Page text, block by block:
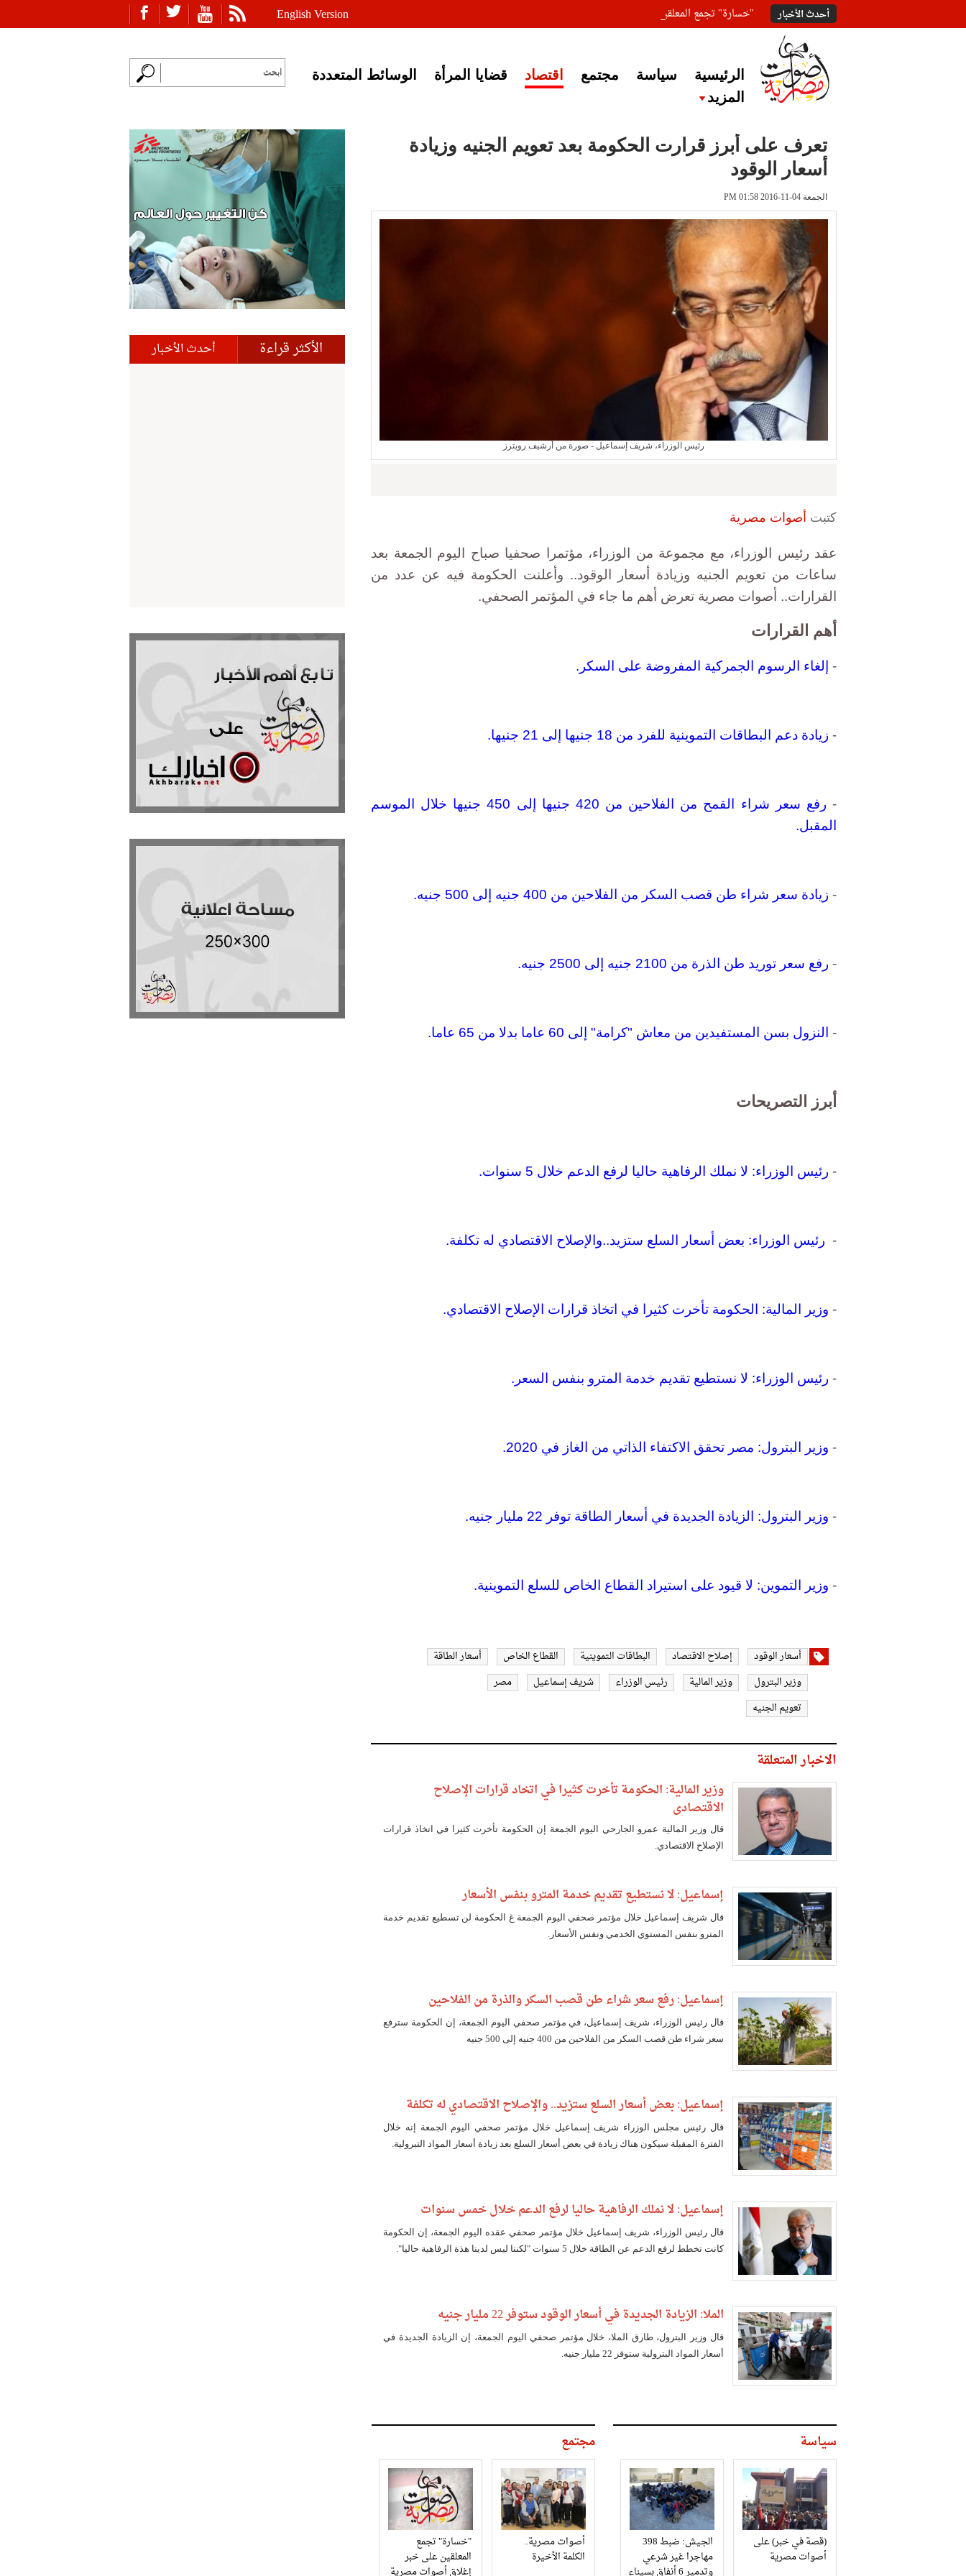
English Version أحدث الأخبار "خسارة" تجمع المعلقين على خبر إغلاق أصوات مصرية
الرئيسية سياسة مجتمع اقتصاد قضايا المرأة
الوسائط المتعددة
المزيد
تعرف على أبرز قرارت الحكومة بعد تعويم الجنيه وزيادة
أسعار الوقود
الجمعة 04-11-2016 PM 01:58
رئيس الوزراء، شريف إسماعيل - صورة من أرشيف رويترز
كتبت أصوات مصرية
عقد رئيس الوزراء، مع مجموعة من الوزراء، مؤتمرا صحفيا صباح اليوم الجمعة بعد
ساعات من تعويم الجنيه وزيادة أسعار الوقود.. وأعلنت الحكومة فيه عن عدد من
القرارات.. أصوات مصرية تعرض أهم ما جاء في المؤتمر الصحفي.
أهم القرارات
- إلغاء الرسوم الجمركية المفروضة على السكر.
- زيادة دعم البطاقات التموينية للفرد من 18 جنيها إلى 21 جنيها.
-
رفع سعر شراء القمح من الفلاحين من 420 جنيها إلى 450 جنيها خلال الموسم
المقبل.
- زيادة سعر شراء طن قصب السكر من الفلاحين من 400 جنيه إلى 500 جنيه.
- رفع سعر توريد طن الذرة من 2100 جنيه إلى 2500 جنيه.
- النزول بسن المستفيدين من معاش "كرامة" إلى 60 عاما بدلا من 65 عاما.
أبرز التصريحات
- رئيس الوزراء: لا نملك الرفاهية حاليا لرفع الدعم خلال 5 سنوات.
- رئيس الوزراء: بعض أسعار السلع ستزيد..والإصلاح الاقتصادي له تكلفة.
- وزير المالية: الحكومة تأخرت كثيرا في اتخاذ قرارات الإصلاح الاقتصادي.
- رئيس الوزراء: لا نستطيع تقديم خدمة المترو بنفس السعر.
- وزير البترول: مصر تحقق الاكتفاء الذاتي من الغاز في 2020.
- وزير البترول: الزيادة الجديدة في أسعار الطاقة توفر 22 مليار جنيه.
- وزير التموين: لا قيود على استيراد القطاع الخاص للسلع التموينية.
أسعار الوقود إصلاح الاقتصاد البطاقات التموينية القطاع الخاص
أسعار الطاقة
وزير البترول
وزير المالية رئيس الوزراء شريف إسماعيل
مصر
تعويم الجنيه
الاخبار المتعلقة
وزير المالية: الحكومة تأخرت كثيرا في اتخاد قرارات الإصلاح
الاقتصادي
قال وزير المالية عمرو الجارحي اليوم الجمعة إن الحكومة تأخرت كثيرا في اتخاذ قرارات
الإصلاح الاقتصادي.
إسماعيل: لا نستطيع تقديم خدمة المترو بنفس الأسعار
قال شريف إسماعيل خلال مؤتمر صحفي اليوم الجمعة غ الحكومة لن تسطيع تقديم خدمة
المترو بنفس المستوي الخدمي ونفس الأسعار.
إسماعيل: رفع سعر شراء طن قصب السكر والذرة من الفلاحين
قال رئيس الوزراء، شريف إسماعيل، في مؤتمر صحفي اليوم الجمعة، إن الحكومة سترفع
سعر شراء طن قصب السكر من الفلاحين من 400 جنيه إلى 500 جنيه
إسماعيل: بعض أسعار السلع ستزيد.. والإصلاح الاقتصادي له تكلفة
قال رئيس مجلس الوزراء شريف إسماعيل خلال مؤتمر صحفي اليوم الجمعة إنه خلال
الفترة المقبلة سيكون هناك زيادة في بعض أسعار السلع بعد زيادة أسعار المواد التبرولية.
إسماعيل: لا نملك الرفاهية حاليا لرفع الدعم خلال خمس سنوات
قال رئيس الوزراء، شريف إسماعيل خلال مؤتمر صحفي عقده اليوم الجمعة، إن الحكومة
كانت تخطط لرفع الدعم عن الطاقة خلال 5 سنوات "لكننا ليس لدينا هذة الرفاهية حاليا".
الملا: الزيادة الجديدة في أسعار الوقود ستوفر 22 مليار جنيه
قال وزير البترول، طارق الملا، خلال مؤتمر صحفي اليوم الجمعة، إن الزيادة الجديدة في
أسعار المواد البترولية ستوفر 22 مليار جنيه.
سياسة
(قصة في خبر) على
أصوات مصرية
الجيش: ضبط 398
مهاجرا غير شرعي
وتدمير 6 أنفاق بسيناء
مجتمع
أصوات مصرية..
الكلمة الأخيرة
"خسارة" تجمع
المعلقين على خبر
إغلاق أصوات مصرية
الأكثر قراءة أحدث الأخبار